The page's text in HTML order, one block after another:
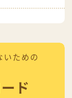
いための
ド